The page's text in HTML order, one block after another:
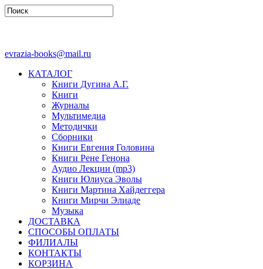
evrazia-books@mail.ru
КАТАЛОГ
Книги Дугина А.Г.
Книги
Журналы
Мультимедиа
Методички
Сборники
Книги Евгения Головина
Книги Рене Генона
Аудио Лекции (mp3)
Книги Юлиуса Эволы
Книги Мартина Хайдеггера
Книги Мирчи Элиаде
Музыка
ДОСТАВКА
СПОСОБЫ ОПЛАТЫ
ФИЛИАЛЫ
КОНТАКТЫ
КОРЗИНА